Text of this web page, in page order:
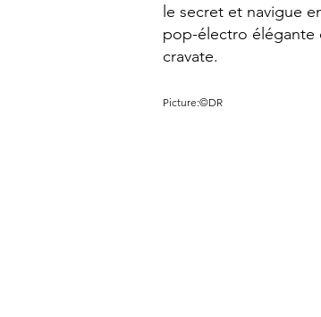
le secret et navigue
pop-électro élégante
cravate.
Picture:©DR